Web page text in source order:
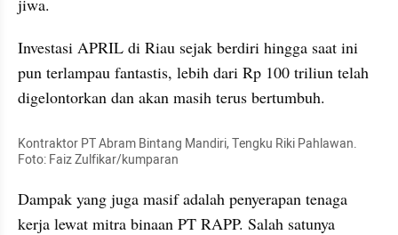
Investasi APRIL di Riau sejak berdiri hingga saat ini
pun terlampau fantastis, lebih dari Rp 100 triliun telah
digelontorkan dan akan masih terus bertumbuh.
Kontraktor PT Abram Bintang Mandiri, Tengku Riki Pahlawan.
Foto: Faiz Zulfikar/kumparan
Dampak yang juga masif adalah penyerapan tenaga
kerja lewat mitra binaan PT RAPP. Salah satunya